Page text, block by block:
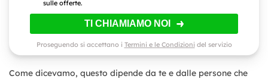
sulle offerte.
TI CHIAMIAMO NOI
Proseguendo si accettano i Termini e le Condizioni del servizio
Come dicevamo, questo dipende da te e dalle persone che